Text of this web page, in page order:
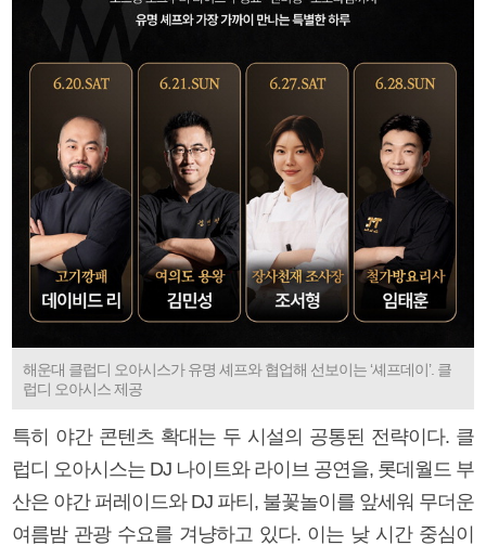
해운대 클럽디 오아시스가 유명 셰프와 협업해 선보이는 ‘셰프데이’. 클
럽디 오아시스 제공
특히 야간 콘텐츠 확대는 두 시설의 공통된 전략이다. 클
럽디 오아시스는 DJ 나이트와 라이브 공연을, 롯데월드 부
산은 야간 퍼레이드와 DJ 파티, 불꽃놀이를 앞세워 무더운
여름밤 관광 수요를 겨냥하고 있다. 이는 낮 시간 중심이